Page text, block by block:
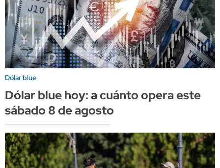
Dólar blue
Dólar blue hoy: a cuánto opera este
sábado 8 de agosto